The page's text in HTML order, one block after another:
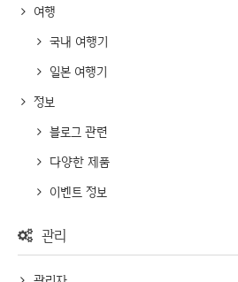
여행
국내 여행기
일본 여행기
정보
블로그 관련
다양한 제품
이벤트 정보
관리